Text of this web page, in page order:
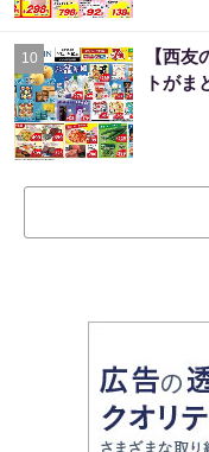
10
【西
トがま